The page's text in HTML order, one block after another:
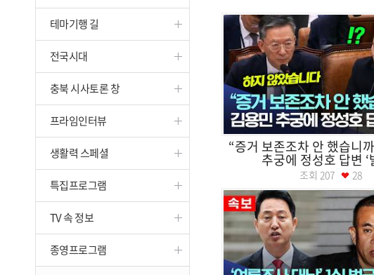
옥천
종영프로그램
테마기행 길
전국시대
충북 시사토론 창
프라임인터뷰
생활력 스페셜
특집프로그램
TV 속 정보
종영프로그램
“증거 보존조차 안 했습니
추궁에 정성호 답변 ‘
조회 207 28